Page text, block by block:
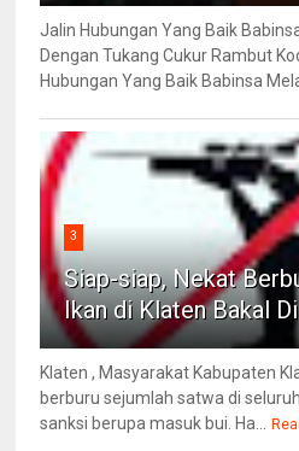
Jalin Hubungan Yang Baik
Dengan Tukang Cukur Rambut
Hubungan Yang Baik Babinsa
3
Siap-siap, Nekat
Ikan di Klaten Bakal
Klaten , Masyarakat Kabupaten
berburu sejumlah satwa di
sanksi berupa masuk bui. Ha...